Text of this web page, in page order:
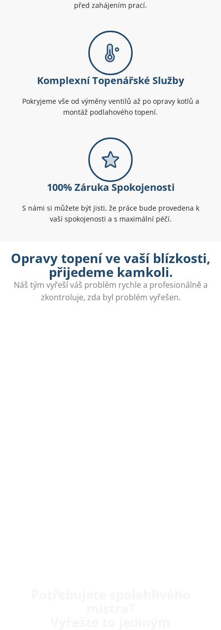
před zahájením prací.
Komplexní Topenářské Služby
Pokryjeme vše od výměny ventilů až po opravy kotlů a
montáž podlahového topení.
100% Záruka Spokojenosti
S námi si můžete být jisti, že práce bude provedena k
vaší spokojenosti a s maximální péčí.
Opravy topení ve vaší blízkosti,
přijedeme kamkoli.
Náš tým vyřeší váš problém rychle a profesionálně a
zkontroluje, zda byl problém vyřešen.